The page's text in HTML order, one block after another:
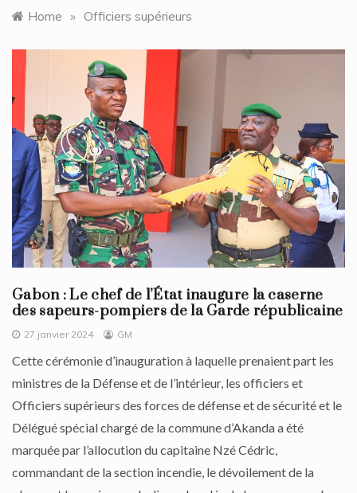
Home » Officiers supérieurs
Gabon : Le chef de l’État inaugure la caserne
des sapeurs-pompiers de la Garde républicaine
27 janvier 2024 GM
Cette cérémonie d’inauguration à laquelle prenaient part les
ministres de la Défense et de l’intérieur, les officiers et
Officiers supérieurs des forces de défense et de sécurité et le
Délégué spécial chargé de la commune d’Akanda a été
marquée par l’allocution du capitaine Nzé Cédric,
commandant de la section incendie, le dévoilement de la